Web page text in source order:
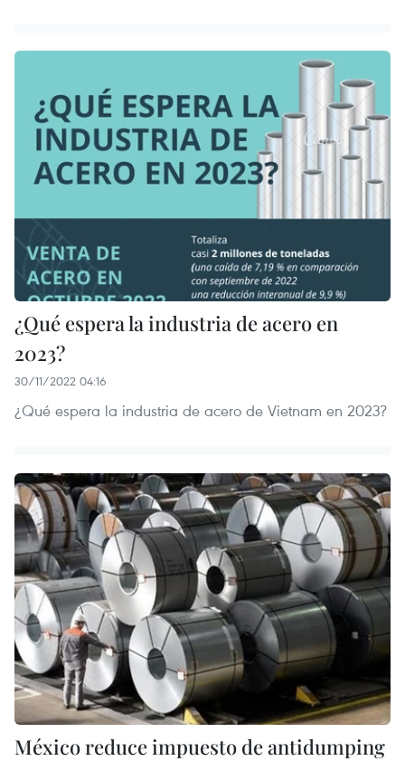
¿Qué espera la industria de acero en
2023?
30/11/2022 04:16
¿Qué espera la industria de acero de Vietnam en 2023?
México reduce impuesto de antidumping